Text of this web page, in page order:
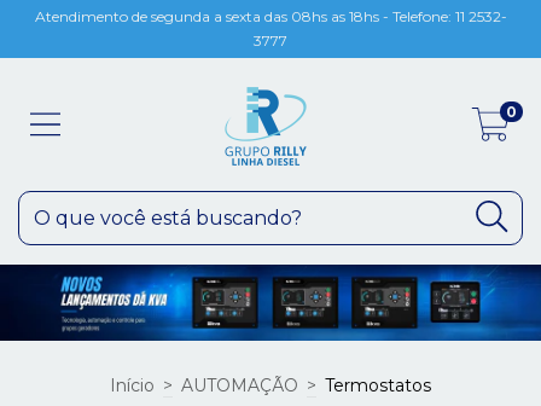
Atendimento de segunda a sexta das 08hs as 18hs - Telefone: 11 2532-
3777
0
Início > AUTOMAÇÃO > Termostatos